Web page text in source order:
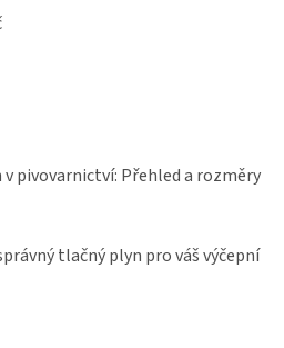
pivovarnictví: Přehled a rozměry
tlačný plyn pro váš výčepní